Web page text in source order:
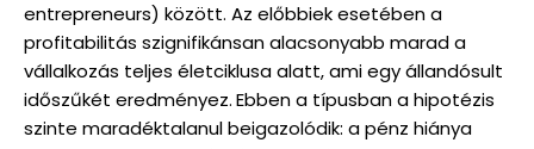
entrepreneurs) között. Az előbbiek esetében a
profitabilitás szignifikánsan alacsonyabb marad a
vállalkozás teljes életciklusa alatt, ami egy állandósult
időszűkét eredményez.Ebben a típusban a hipotézis
szinte maradéktalanul beigazolódik: a pénz hiánya